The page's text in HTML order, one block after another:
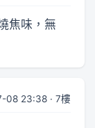
焦味，無
08 23:38 · 7樓